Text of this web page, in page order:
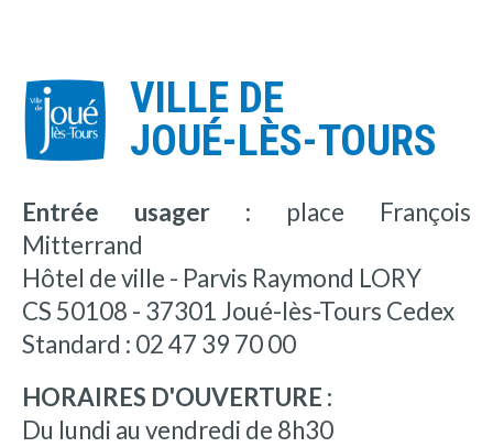
VILLE DE
JOUÉ-LÈS-TOURS
Entrée usager : place François
Mitterrand
Hôtel de ville - Parvis Raymond LORY
CS 50108 - 37301 Joué-lès-Tours Cedex
Standard : 02 47 39 70 00
HORAIRES D'OUVERTURE :
Du lundi au vendredi de 8h30